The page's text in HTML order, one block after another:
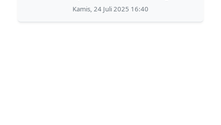
Kamis, 24 Juli 2025 16:40